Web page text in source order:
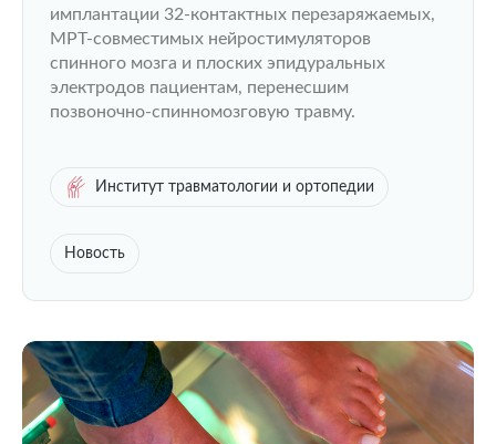
имплантации 32-контактных перезаряжаемых,
МРТ-совместимых нейростимуляторов
спинного мозга и плоских эпидуральных
электродов пациентам, перенесшим
позвоночно-спинномозговую травму.
Институт травматологии и ортопедии
Новость